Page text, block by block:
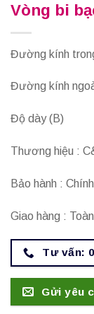
Vòng bi
Đường kính
Đường kính
Độ dày (B)
Thương hiệu :
Bảo hành :
Giao hàng :
Tư vấn:
Gửi yêu